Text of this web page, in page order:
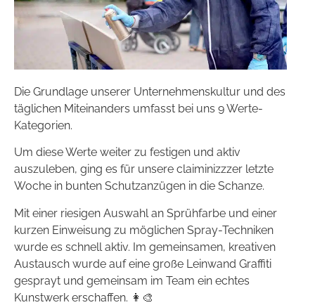
Die Grundlage unserer Unternehmenskultur und des
täglichen Miteinanders umfasst bei uns 9 Werte-
Kategorien.
Um diese Werte weiter zu festigen und aktiv
auszuleben, ging es für unsere claiminizzzer letzte
Woche in bunten Schutzanzügen in die Schanze.
Mit einer riesigen Auswahl an Sprühfarbe und einer
kurzen Einweisung zu möglichen Spray-Techniken
wurde es schnell aktiv. Im gemeinsamen, kreativen
Austausch wurde auf eine große Leinwand Graffiti
gesprayt und gemeinsam im Team ein echtes
Kunstwerk erschaffen. 👩‍🎨